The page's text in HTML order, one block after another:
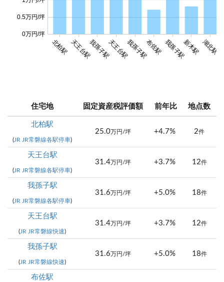
北柏駅天王台駅我孫子駅天王台駅我孫子駅布佐駅我孫子駅新木駅湖北駅
0万円/坪
0.5万円/坪
住宅地 固定資産税評価額 前年比 地点数
北柏駅
(JR JR常磐線各駅停車)
25.0万円/坪 +4.7% 2件
天王台駅
(JR JR常磐線各駅停車)
31.4万円/坪 +3.7% 12件
我孫子駅
(JR JR常磐線各駅停車)
31.6 万円/坪 +5.0% 18件
天王台駅
(JR JR常磐線快速)
31.4万円/坪 +3.7% 12件
我孫子駅
(JR JR常磐線快速)
31.6 万円/坪 +5.0% 18件
布佐駅